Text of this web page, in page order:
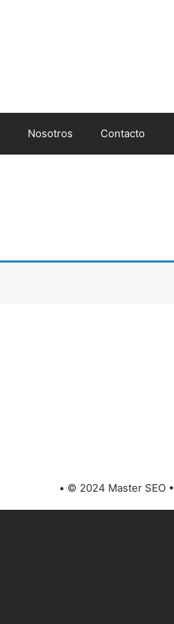
Nosotros Contacto
• © 2024 Master SEO •